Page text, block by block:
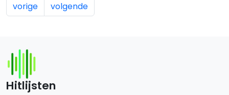
vorige volgende
Hitlijsten